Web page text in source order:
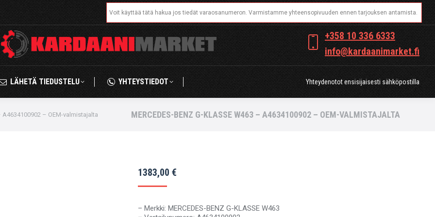
+358 10 336 6333
info@kardaanimarket.fi
LÄHETÄ TIEDUSTELU YHTEYSTIEDOT Yhteydenotot ensisijaisesti sähköpostilla
A4634100902 – OEM-valmistajalta MERCEDES-BENZ G-KLASSE W463 – A4634100902 – OEM-VALMISTAJALTA
1383,00 €
– Merkki: MERCEDES-BENZ G-KLASSE W463
LÄHETÄ TIEDUSTELU YHTEYSTIEDOT Yhteydenotot ensisijaisesti sähköpostilla